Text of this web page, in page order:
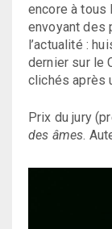
encore à tous
envoyant des
l’actualité :
dernier sur le
clichés après
Prix du jury
des âmes.